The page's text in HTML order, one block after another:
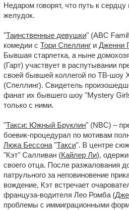
Недаром говорят, что путь к
желудок.
"Таинственные девушки" (ABC
комедии с Тори Спеллинг и Дженни
Бывшая старлетка, а ныне
(Гарт) участвует в распутывании
своей бывшей коллегой по ТВ-шоу
(Спеллинг). Свидетель
фанат их бывшего шоу "Mystery
только с ними.
"Такси: Южный Бруклин" (NBC) –
боевик-процедурал по мотивам
Люка Бессона "Такси". В центре
"Кэт" Салливан (Кайлер Ли),
своего отца. После разжалования
патрульного за неповиновение
вождение, Кэт встречает
француза-водителя Лео Ромба (
проблемы с иммиграционными